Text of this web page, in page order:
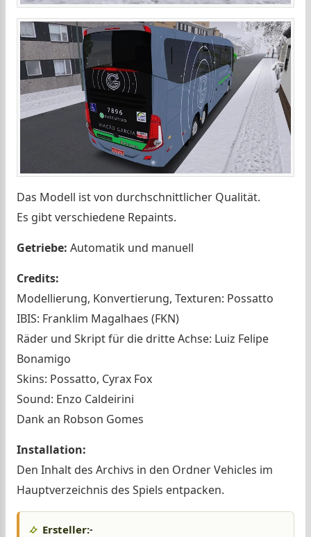
Das Modell ist von durchschnittlicher Qualität.
Es gibt verschiedene Repaints.
Getriebe: Automatik und manuell
Credits:
Modellierung, Konvertierung, Texturen: Possatto
IBIS: Franklim Magalhaes (FKN)
Räder und Skript für die dritte Achse: Luiz Felipe
Bonamigo
Skins: Possatto, Cyrax Fox
Sound: Enzo Caldeirini
Dank an Robson Gomes
Installation:
Den Inhalt des Archivs in den Ordner Vehicles im
Hauptverzeichnis des Spiels entpacken.
Ersteller:-